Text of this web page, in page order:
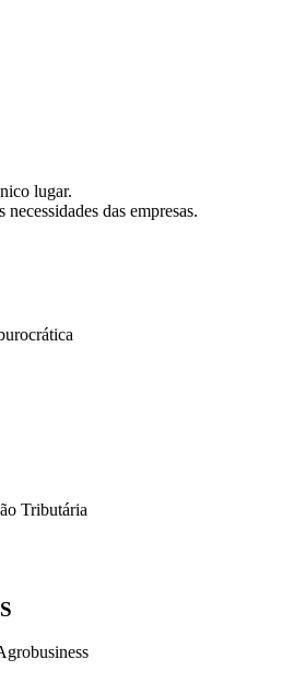
lugar.
das empresas.
Tributária